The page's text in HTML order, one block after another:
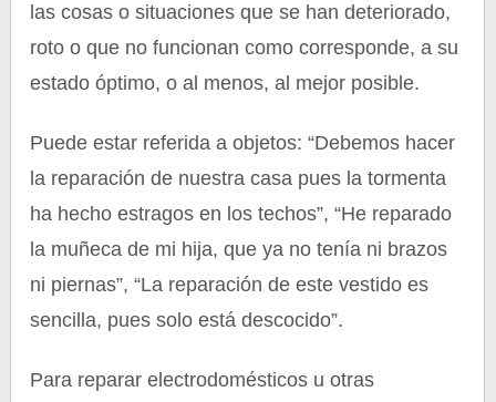
las cosas o situaciones que se han deteriorado,
roto o que no funcionan como corresponde, a su
estado óptimo, o al menos, al mejor posible.
Puede estar referida a objetos: “Debemos hacer
la reparación de nuestra casa pues la tormenta
ha hecho estragos en los techos”, “He reparado
la muñeca de mi hija, que ya no tenía ni brazos
ni piernas”, “La reparación de este vestido es
sencilla, pues solo está descocido”.
Para reparar electrodomésticos u otras